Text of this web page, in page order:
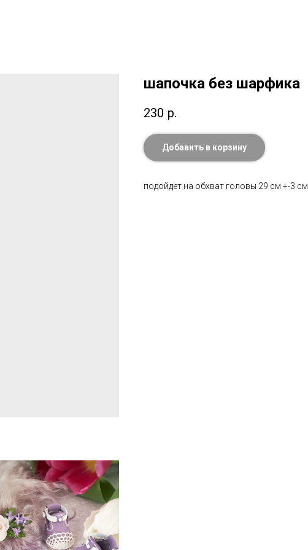
шапочка без шарфика
230 р.
Добавить в корзину
подойдет на обхват головы 29 см +-3 см